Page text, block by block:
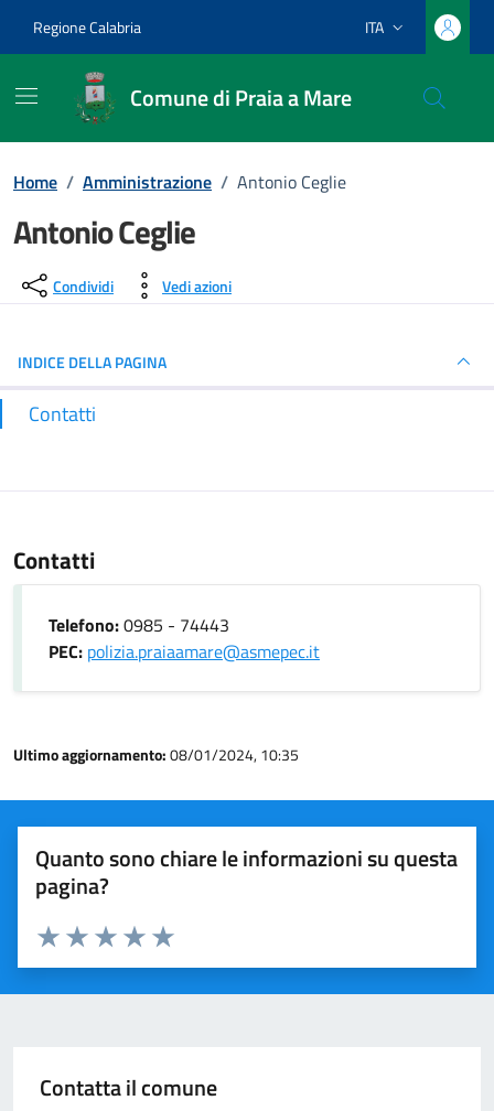
Regione Calabria Lingua attiva:
ITA
Comune di Praia a Mare
Home / Amministrazione / Antonio Ceglie
Antonio Ceglie
Dettagli del luogo
Condividi Vedi azioni
INDICE DELLA PAGINA
Contatti
Contatti
Telefono:0985 - 74443
PEC: polizia.praiaamare@asmepec.it
Ultimo aggiornamento:08/01/2024, 10:35
Quanto sono chiare le informazioni su questa
pagina?
Valuta 5 stelle su 5
Valuta 4 stelle su 5
Valuta 3 stelle su 5
Valuta 2 stelle su 5
Valuta 1 stelle su 5
Contatta il comune